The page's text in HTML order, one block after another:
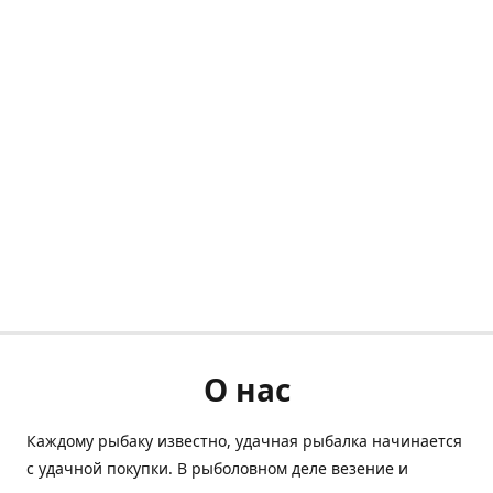
О нас
Каждому рыбаку известно, удачная рыбалка начинается
с удачной покупки. В рыболовном деле везение и